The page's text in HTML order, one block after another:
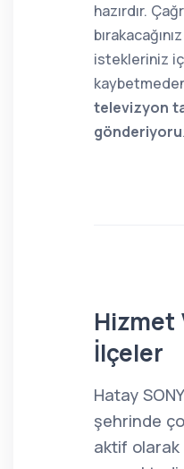
hazırdır.
istekleriniz
televizyon
Hizmet
İlçeler
Hatay
şehrinde
aktif